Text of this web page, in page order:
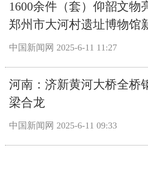
1600余件（套）仰韶文物
郑州市大河村遗址博物馆
中国新闻网 2025-6-11 11:27
河南：济新黄河大桥全桥
梁合龙
中国新闻网 2025-6-11 09:33